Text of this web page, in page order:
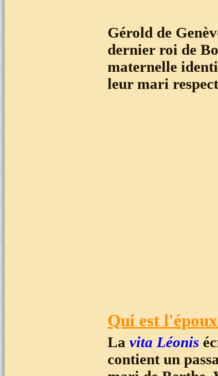
Gérold de
dernier roi de
maternelle
leur mari
Qui est
La vita Léonis
contient un